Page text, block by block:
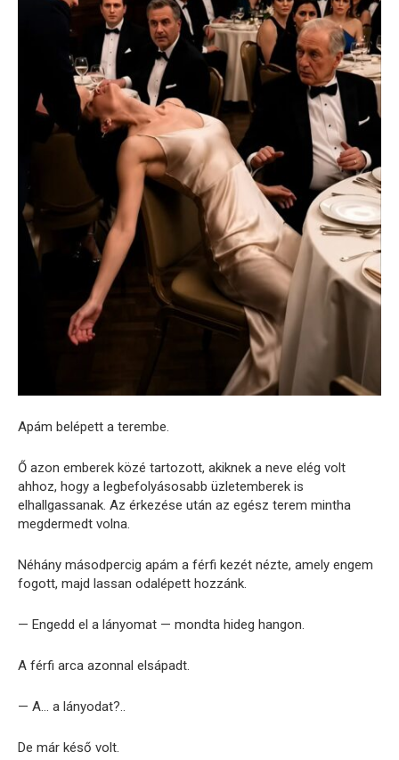
Apám belépett a terembe.
Ő azon emberek közé tartozott, akiknek a neve elég volt
ahhoz, hogy a legbefolyásosabb üzletemberek is
elhallgassanak. Az érkezése után az egész terem mintha
megdermedt volna.
Néhány másodpercig apám a férfi kezét nézte, amely engem
fogott, majd lassan odalépett hozzánk.
— Engedd el a lányomat — mondta hideg hangon.
A férfi arca azonnal elsápadt.
— A… a lányodat?..
De már késő volt.